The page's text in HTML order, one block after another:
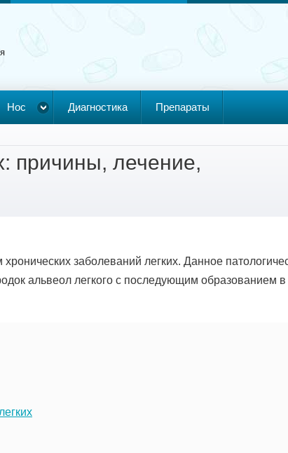
Нос Диагностика Препараты
причины, лечение,
заболеваний легких. Данное
альвеол легкого с последующим образованием